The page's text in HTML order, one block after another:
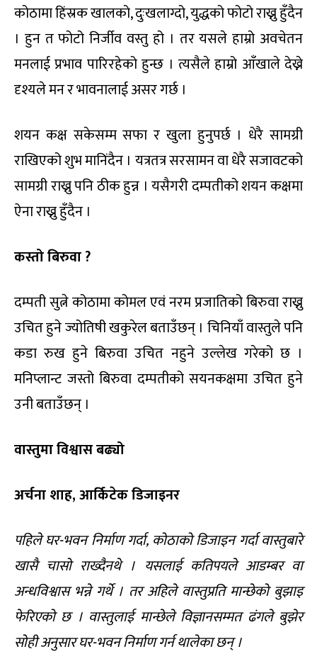
कोठामा हिंस्रक खालको, दुःखलाग्दो, युद्धको फोटो राख्नु हुँदैन
। हुन त फोटो निर्जीव वस्तु हो । तर यसले हाम्रो अवचेतन
मनलाई प्रभाव पारिरहेको हुन्छ । त्यसैले हाम्रो आँखाले देख्ने
दृश्यले मन र भावनालाई असर गर्छ ।
शयन कक्ष सकेसम्म सफा र खुला हुनुपर्छ । धेरै सामग्री
राखिएको शुभ मानिंदैन । यत्रतत्र सरसामन वा धेरै सजावटको
सामग्री राख्नु पनि ठीक हुन्न । यसैगरी दम्पतीको शयन कक्षमा
ऐना राख्नु हुँदैन ।
कस्तो बिरुवा ?
दम्पती सुत्ने कोठामा कोमल एवं नरम प्रजातिको बिरुवा राख्नु
उचित हुने ज्योतिषी खकुरेल बताउँछन् । चिनियाँ वास्तुले पनि
कडा रुख हुने बिरुवा उचित नहुने उल्लेख गरेको छ ।
मनिप्लान्ट जस्तो बिरुवा दम्पतीको सयनकक्षमा उचित हुने
उनी बताउँछन् ।
वास्तुमा विश्वास बढ्यो
अर्चना शाह, आर्किटेक डिजाइनर
पहिले घर-भवन निर्माण गर्दा, कोठाको डिजाइन गर्दा वास्तुबारे
खासै चासो राख्दैनथे । यसलाई कतिपयले आडम्बर वा
अन्धविश्वास भन्ने गर्थे । तर अहिले वास्तुप्रति मान्छेको बुझाइ
फेरिएको छ । वास्तुलाई मान्छेले विज्ञानसम्मत ढंगले बुझेर
सोही अनुसार घर-भवन निर्माण गर्न थालेका छन् ।